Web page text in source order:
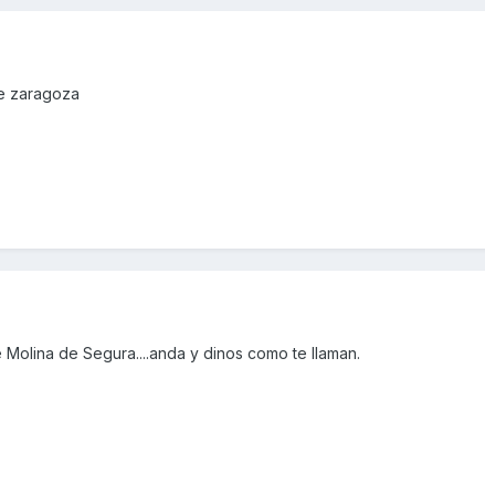
zaragoza
de Segura....anda y dinos como te llaman.